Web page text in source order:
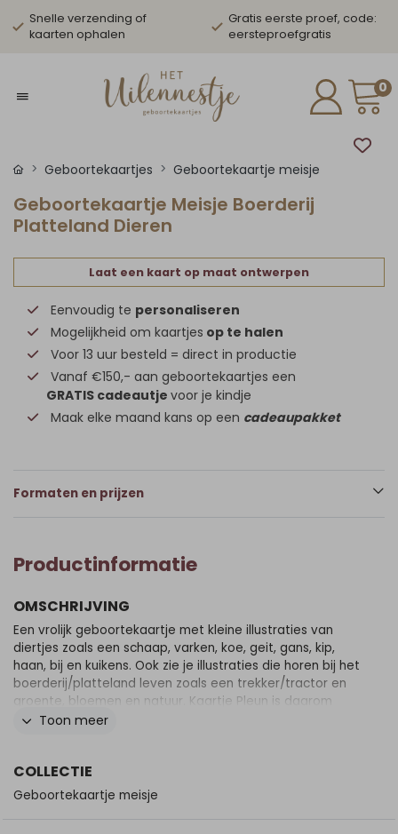
Snelle verzending of
kaarten ophalen
Gratis eerste proef, code:
eersteproefgratis
0
Geboortekaartjes Geboortekaartje meisje
Geboortekaartje Meisje Boerderij
Platteland Dieren
Laat een kaart op maat ontwerpen
Eenvoudig te personaliseren
Mogelijkheid om kaartjes op te halen
Voor 13 uur besteld = direct in productie
Vanaf €150,- aan geboortekaartjes een
GRATIS cadeautje voor je kindje
Maak elke maand kans op een cadeaupakket
Formaten en prijzen
Productinformatie
OMSCHRIJVING
Een vrolijk geboortekaartje met kleine illustraties van
diertjes zoals een schaap, varken, koe, geit, gans, kip,
haan, bij en kuikens. Ook zie je illustraties die horen bij het
boerderij/platteland leven zoals een trekker/tractor en
groente, bloemen en natuur. Kaartje Pleun is daarom
perfect voor de dierenliefhebbers en de boeren onder
Toon meer
COLLECTIE
Geboortekaartje meisje